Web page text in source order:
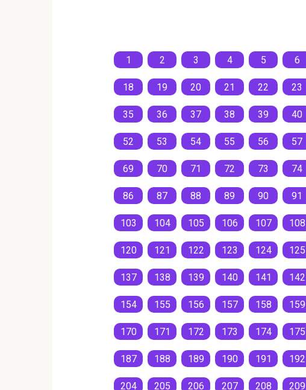
1
2 3 4 5 6
18 19 20 21 22 23
35 36 37 38 39 40
52 53 54 55 56 57
69 70 71 72 73 74
86 87 88 89 90 91
103 104 105 106 107 108
120 121 122 123 124 125
137 138 139 140 141 142
154 155 156 157 158 159
170 171 172 173 174 175
187 188 189 190 191 192
204 205 206 207 208 209